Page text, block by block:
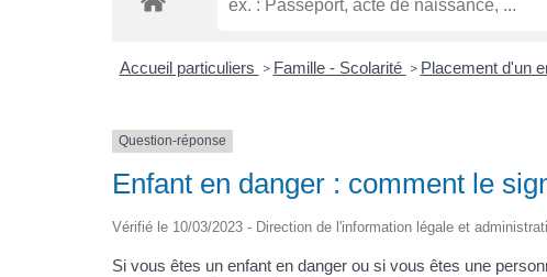
Accueil particuliers > Famille - Scolarité > Placement d'un
Question-réponse
Enfant en danger : comment le
Vérifié le 10/03/2023 - Direction de l'information légale et
Si vous êtes un enfant en danger ou si vous êtes une